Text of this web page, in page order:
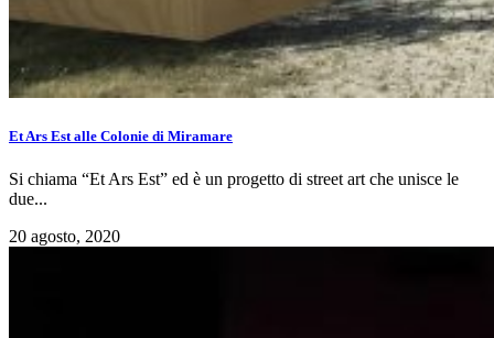
Et Ars Est alle Colonie di Miramare
Si chiama “Et Ars Est” ed è un progetto di street art che unisce le
due...
20 agosto, 2020